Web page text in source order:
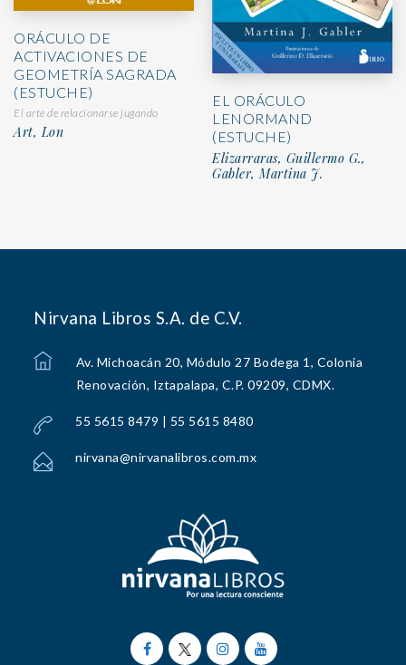
ORÁCULO DE
ACTIVACIONES DE
GEOMETRÍA SAGRADA
(ESTUCHE)
El arte de relacionarse jugando
Art, Lon
EL ORÁCULO
LENORMAND
(ESTUCHE)
Elizarraras, Guillermo G.,
Gabler, Martina J.
Nirvana Libros S.A. de C.V.
Av. Michoacán 20, Módulo 27 Bodega 1, Colonia
Renovación, Iztapalapa, C.P. 09209, CDMX.
55 5615 8479 | 55 5615 8480
nirvana@nirvanalibros.com.mx